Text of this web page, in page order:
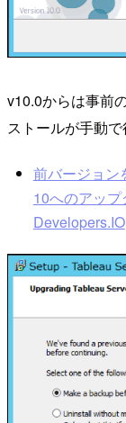
v10.0からは事前
ストールが手動で
前バージョン
10へのアップ
Developers.IO